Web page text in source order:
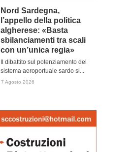
Nord Sardegna,
l’appello della politica
algherese: «Basta
sbilanciamenti tra scali
con un’unica regia»
Il dibattito sul potenziamento del
sistema aeroportuale sardo si...
7 Agosto 2026